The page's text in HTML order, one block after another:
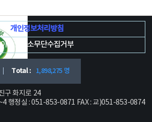
개인정보처리방침
이메일주소무단수집거부
Total : 1,898,275 명
구 화지로 24
행정실 : 051-853-0871 FAX : 교)051-853-0874